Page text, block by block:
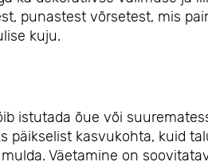
punastest võrsetest, mis
kuju.
istutada õue või
päikselist kasvukohta, kuid
Väetamine on